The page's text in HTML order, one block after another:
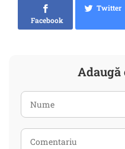
Facebook
Twitter